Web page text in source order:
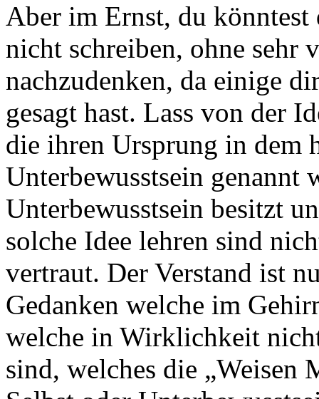
Aber im Ernst, du
nicht schreiben, ohne sehr
nachzudenken, da einige
gesagt hast. Lass von der
die ihren Ursprung in dem
Unterbewusstsein genannt
Unterbewusstsein besitzt
solche Idee lehren sind
vertraut. Der Verstand ist
Gedanken welche im
welche in Wirklichkeit
sind, welches die „Weisen